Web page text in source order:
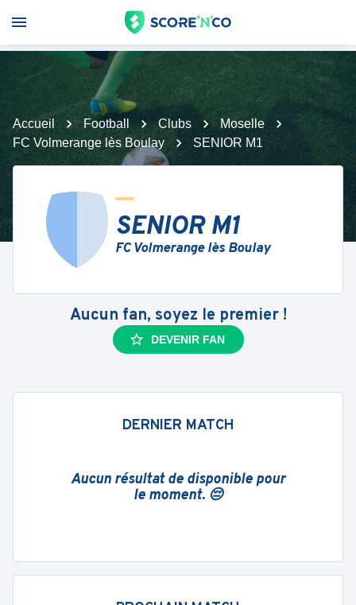
Accueil Football Clubs
Moselle
FC Volmerange lès Boulay
SENIOR M1
SENIOR M1
FC Volmerange lès Boulay
Aucun fan, soyez le premier !
DEVENIR FAN
DERNIER MATCH
Aucun résultat de disponible pour
le moment. 😔